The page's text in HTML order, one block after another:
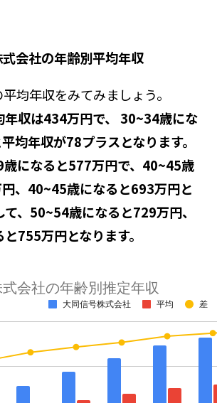
会社の年齢別平均年収
均年収をみてみましょう。
収は434万円で、 30~34歳にな
均年収が78プラスとなります。
になると577万円で、40~45歳
、40~45歳になると693万円と
て、50~54歳になると729万円、
755万円となります。